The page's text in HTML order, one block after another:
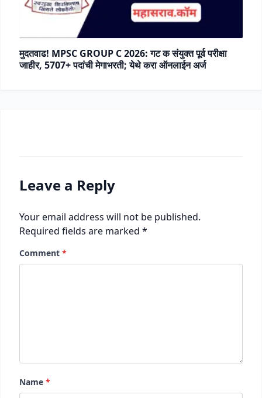
मुदतवाढ! MPSC GROUP C 2026: गट क संयुक्त पूर्व परीक्षा
जाहीर, 5707+ पदांची मेगाभरती; येथे करा ऑनलाईन अर्ज
Leave a Reply
Your email address will not be published.
Required fields are marked *
Comment *
Name *